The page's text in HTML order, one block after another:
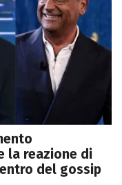
la reazione di
del gossip